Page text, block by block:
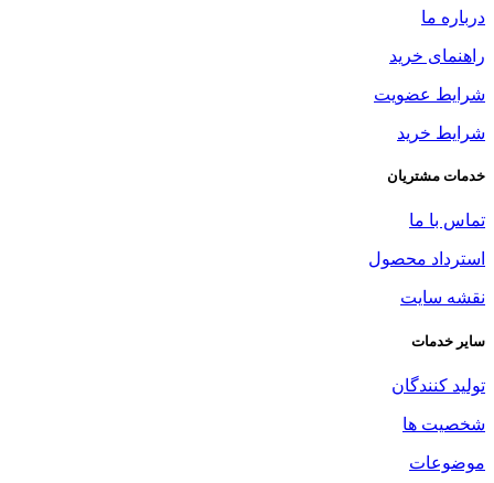
درباره ما
راهنمای خرید
شرایط عضویت
شرایط خرید
خدمات مشتریان
تماس با ما
استرداد محصول
نقشه سایت
سایر خدمات
تولید کنندگان
شخصیت ها
موضوعات